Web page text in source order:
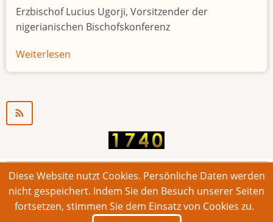
Erzbischof Lucius Ugorji, Vorsitzender der
nigerianischen Bischofskonferenz
Weiterlesen
Jugendarbeitslosigkeit
© 2026 Bonner Aufruf. Alle Rechte vorbehalten.
Footer
Impressum Kontakt Intern
Diese Website nutzt Cookies. Persönliche Daten werden
nicht gespeichert. Indem Sie den Besuch unserer Seiten
fortsetzen, stimmen Sie dem Einsatz von Cookies zu.